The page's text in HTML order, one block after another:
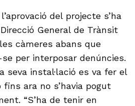
del projecte s’ha
General de Trànsit
càmeres abans que
per interposar denúncies.
seva instal·lació es va fer el
fins ara no s’havia pogut
“S’ha de tenir en